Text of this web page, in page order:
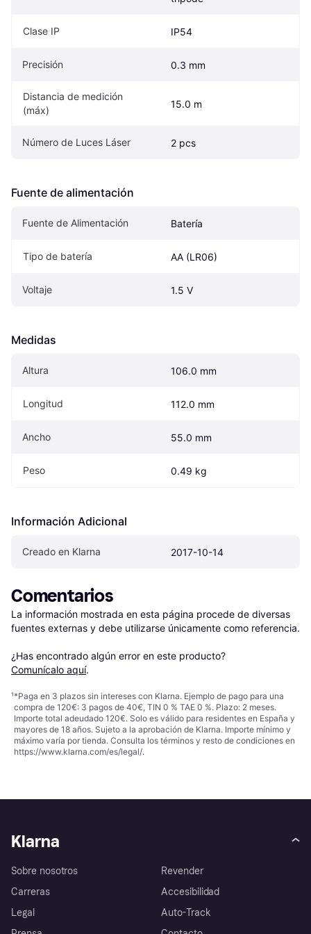
Clase IP IP54
Precisión 0.3 mm
Distancia de medición
(máx)
15.0 m
Número de Luces Láser 2 pcs
Fuente de alimentación
Fuente de Alimentación Batería
Tipo de batería AA (LR06)
Voltaje 1.5 V
Medidas
Altura 106.0 mm
Longitud 112.0 mm
Ancho 55.0 mm
Peso 0.49 kg
Información Adicional
Creado en Klarna 2017-10-14
Comentarios
La información mostrada en esta página procede de diversas
fuentes externas y debe utilizarse únicamente como referencia.
¿Has encontrado algún error en este producto?
Comunícalo aquí.
¹*Paga en 3 plazos sin intereses con Klarna. Ejemplo de pago para una
compra de 120€: 3 pagos de 40€, TIN 0 % TAE 0 %. Plazo: 2 meses.
Importe total adeudado 120€. Solo es válido para residentes en España y
mayores de 18 años. Sujeto a la aprobación de Klarna. Importe mínimo y
máximo varía por tienda. Consulta los términos y resto de condiciones en
https://www.klarna.com/es/legal/.
Klarna
Sobre nosotros
Carreras
Legal
Revender
Accesibilidad
Auto-Track